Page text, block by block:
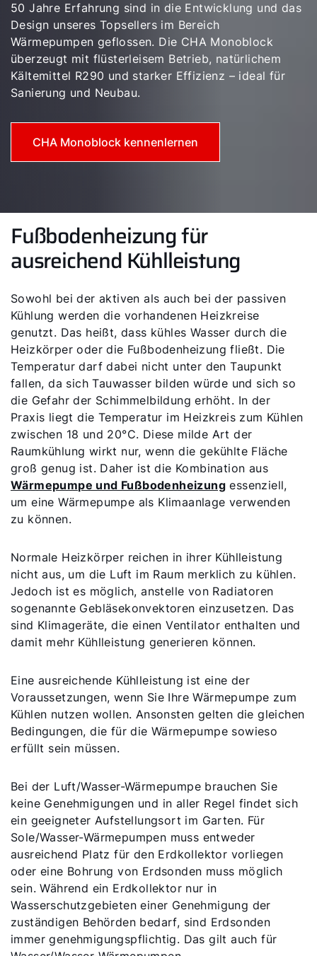
50 Jahre Erfahrung sind in die Entwicklung und das
Design unseres Topsellers im Bereich
Wärmepumpen geflossen. Die CHA Monoblock
überzeugt mit flüsterleisem Betrieb, natürlichem
Kältemittel R290 und starker Effizienz – ideal für
Sanierung und Neubau.
CHA Monoblock kennenlernen
Fußbodenheizung für
ausreichend Kühlleistung
Sowohl bei der aktiven als auch bei der passiven
Kühlung werden die vorhandenen Heizkreise
genutzt. Das heißt, dass kühles Wasser durch die
Heizkörper oder die Fußbodenheizung fließt. Die
Temperatur darf dabei nicht unter den Taupunkt
fallen, da sich Tauwasser bilden würde und sich so
die Gefahr der Schimmelbildung erhöht. In der
Praxis liegt die Temperatur im Heizkreis zum Kühlen
zwischen 18 und 20°C. Diese milde Art der
Raumkühlung wirkt nur, wenn die gekühlte Fläche
groß genug ist. Daher ist die Kombination aus
Wärmepumpe und Fußbodenheizung essenziell,
um eine Wärmepumpe als Klimaanlage verwenden
zu können.
Normale Heizkörper reichen in ihrer Kühlleistung
nicht aus, um die Luft im Raum merklich zu kühlen.
Jedoch ist es möglich, anstelle von Radiatoren
sogenannte Gebläsekonvektoren einzusetzen. Das
sind Klimageräte, die einen Ventilator enthalten und
damit mehr Kühlleistung generieren können.
Eine ausreichende Kühlleistung ist eine der
Voraussetzungen, wenn Sie Ihre Wärmepumpe zum
Kühlen nutzen wollen. Ansonsten gelten die gleichen
Bedingungen, die für die Wärmepumpe sowieso
erfüllt sein müssen.
Bei der Luft/Wasser-Wärmepumpe brauchen Sie
keine Genehmigungen und in aller Regel findet sich
ein geeigneter Aufstellungsort im Garten. Für
Sole/Wasser-Wärmepumpen muss entweder
ausreichend Platz für den Erdkollektor vorliegen
oder eine Bohrung von Erdsonden muss möglich
sein. Während ein Erdkollektor nur in
Wasserschutzgebieten einer Genehmigung der
zuständigen Behörden bedarf, sind Erdsonden
immer genehmigungspflichtig. Das gilt auch für
Produktberatung
Fachhandwerker finden
Wichtige Links
Privatkunden-Downloads